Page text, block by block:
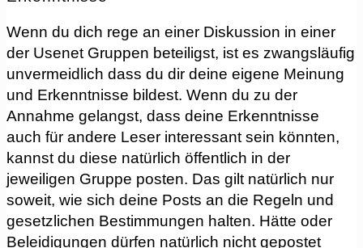
Wenn du dich rege an einer Diskussion in einer
der Usenet Gruppen beteiligst, ist es zwangsläufig
unvermeidlich dass du dir deine eigene Meinung
und Erkenntnisse bildest. Wenn du zu der
Annahme gelangst, dass deine Erkenntnisse
auch für andere Leser interessant sein könnten,
kannst du diese natürlich öffentlich in der
jeweiligen Gruppe posten. Das gilt natürlich nur
soweit, wie sich deine Posts an die Regeln und
gesetzlichen Bestimmungen halten. Hätte oder
Beleidigungen dürfen natürlich nicht gepostet